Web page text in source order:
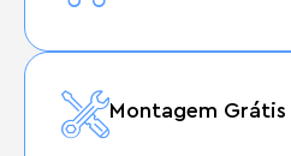
Montagem Grátis